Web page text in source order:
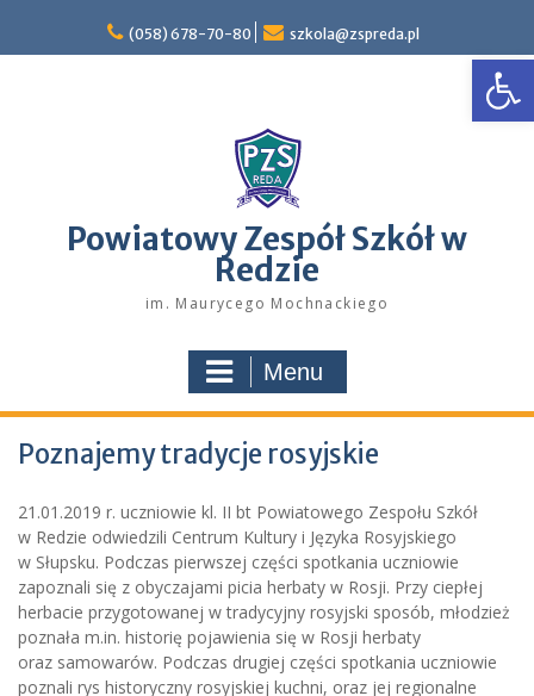
content
(058) 678-70-80 szkola@zspreda.pl
Powiatowy Zespół Szkół w
Redzie
im. Maurycego Mochnackiego
Menu
Poznajemy tradycje rosyjskie
21.01.2019 r. uczniowie kl. II bt Powiatowego Zespołu Szkół
w Redzie odwiedzili Centrum Kultury i Języka Rosyjskiego
w Słupsku. Podczas pierwszej części spotkania uczniowie
zapoznali się z obyczajami picia herbaty w Rosji. Przy ciepłej
herbacie przygotowanej w tradycyjny rosyjski sposób, młodzież
poznała m.in. historię pojawienia się w Rosji herbaty
oraz samowarów. Podczas drugiej części spotkania uczniowie
poznali rys historyczny rosyjskiej kuchni, oraz jej regionalne